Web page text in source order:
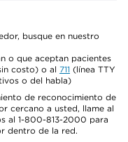
busque en nuestro
o que aceptan pacientes
costo) o al 711 (línea TTY
o del habla)
de reconocimiento de
cercano a usted, llame al
al 1-800-813-2000 para
dentro de la red.